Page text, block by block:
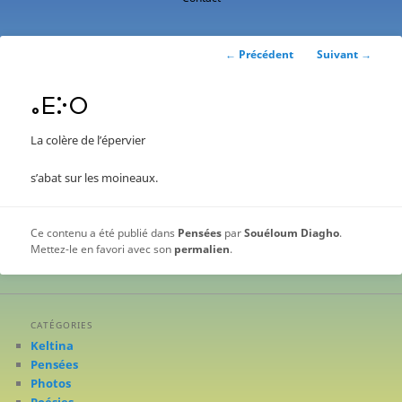
Navigation
← Précédent Suivant →
ⴰⴹⴾⵔ
La colère de l’épervier
s’abat sur les moineaux.
Ce contenu a été publié dans Pensées parSouéloum Diagho.
Mettez-le en favori avec son permalien.
CATÉGORIES
Keltina
Pensées
Photos